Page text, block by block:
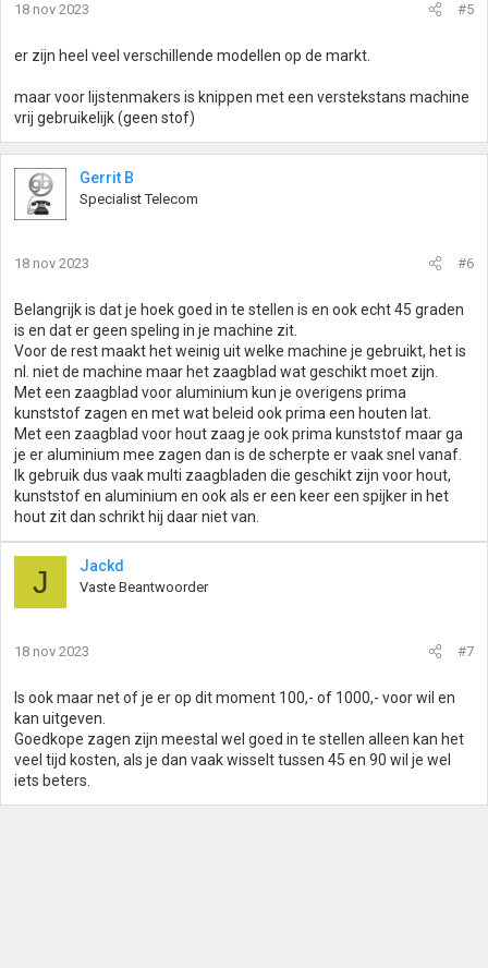
18 nov 2023 #5
er zijn heel veel verschillende modellen op de markt.
maar voor lijstenmakers is knippen met een verstekstans machine
vrij gebruikelijk (geen stof)
Gerrit B
Specialist Telecom
18 nov 2023 #6
Belangrijk is dat je hoek goed in te stellen is en ook echt 45 graden
is en dat er geen speling in je machine zit.
Voor de rest maakt het weinig uit welke machine je gebruikt, het is
nl. niet de machine maar het zaagblad wat geschikt moet zijn.
Met een zaagblad voor aluminium kun je overigens prima
kunststof zagen en met wat beleid ook prima een houten lat.
Met een zaagblad voor hout zaag je ook prima kunststof maar ga
je er aluminium mee zagen dan is de scherpte er vaak snel vanaf.
Ik gebruik dus vaak multi zaagbladen die geschikt zijn voor hout,
kunststof en aluminium en ook als er een keer een spijker in het
hout zit dan schrikt hij daar niet van.
J Jackd
Vaste Beantwoorder
18 nov 2023 #7
Is ook maar net of je er op dit moment 100,- of 1000,- voor wil en
kan uitgeven.
Goedkope zagen zijn meestal wel goed in te stellen alleen kan het
veel tijd kosten, als je dan vaak wisselt tussen 45 en 90 wil je wel
iets beters.